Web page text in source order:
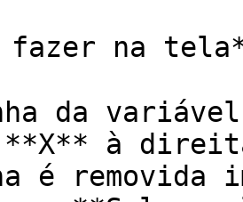
fazer na
da
à
é removida